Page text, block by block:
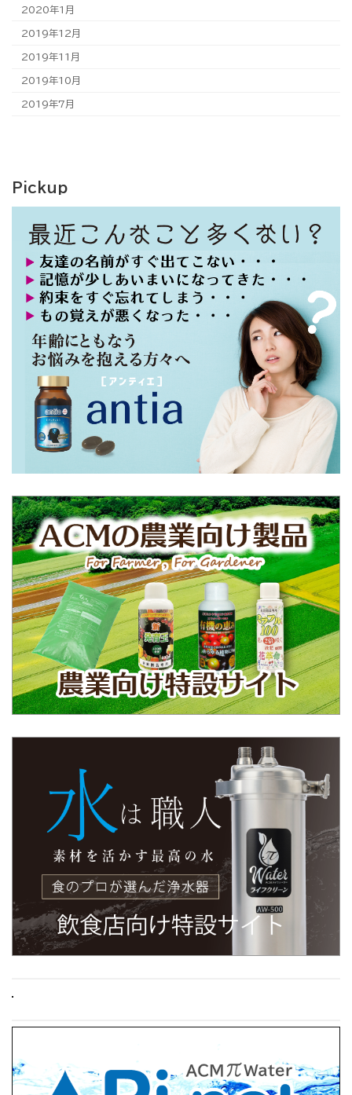
2020年1月
2019年12月
2019年11月
2019年10月
2019年7月
Pickup